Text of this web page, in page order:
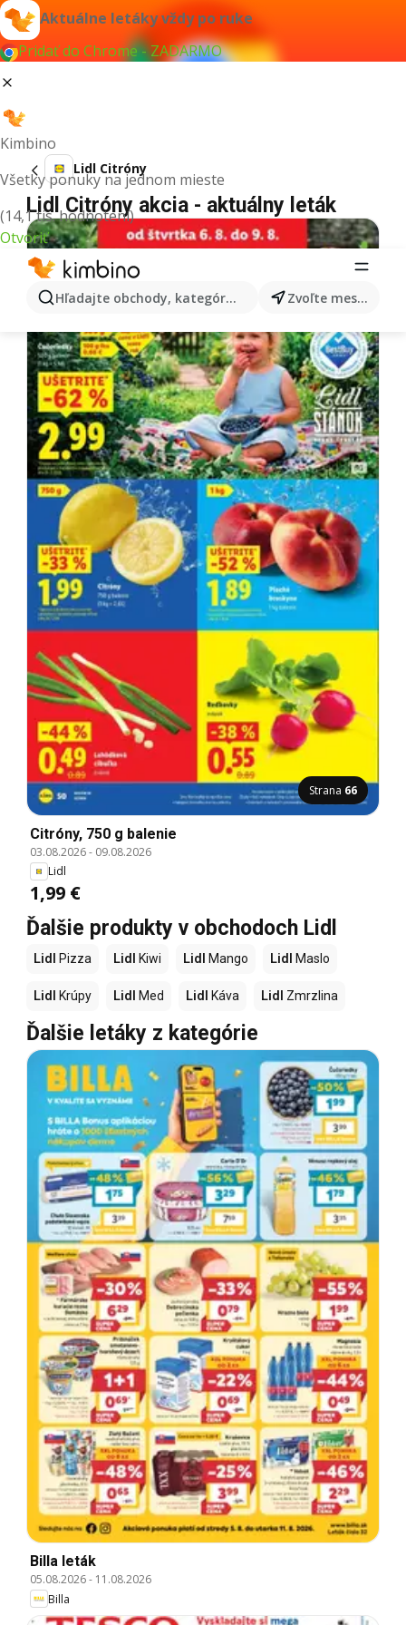
Aktuálne letáky vždy po ruke
Pridať do Chrome - ZADARMO
Kimbino
Všetky ponuky na jednom mieste
(14,1 tis. hodnotení)
Otvoriť
Hľadajte obchody, kategórie, produkty... Zvoľte mesto
Lidl Citróny
Lidl Citróny akcia - aktuálny leták
Strana 66
Citróny, 750 g balenie
03.08.2026- 09.08.2026
Lidl
1,99 €
Ďalšie produkty v obchodoch Lidl
Lidl Pizza Lidl Kiwi Lidl Mango Lidl Maslo
Lidl Krúpy Lidl Med Lidl Káva Lidl Zmrzlina
Ďalšie letáky z kategórie
Billa leták
05.08.2026- 11.08.2026
Billa